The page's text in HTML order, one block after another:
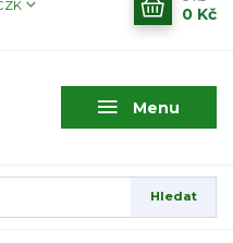
Menu
Hledat
0 Kč